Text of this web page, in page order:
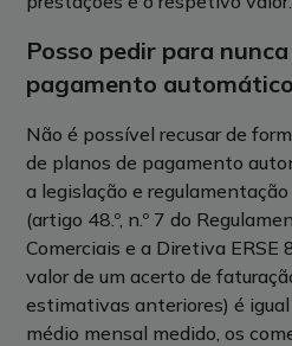
Posso pedir para
pagamento
Não é possível recusar de
de planos de pagamento
a legislação e
(artigo 48.º, n.º 7 do
Comerciais e a Diretiva ERSE
valor de um acerto de
estimativas anteriores) é igual
médio mensal medido, os